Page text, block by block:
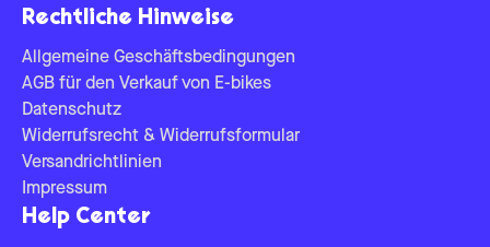
Rechtliche Hinweise
Allgemeine Geschäftsbedingungen
AGB für den Verkauf von E-bikes
Datenschutz
Widerrufsrecht & Widerrufsformular
Versandrichtlinien
Impressum
Help Center